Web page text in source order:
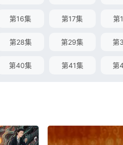
第16集 第17集 第
第28集 第29集 第
第40集 第41集 第